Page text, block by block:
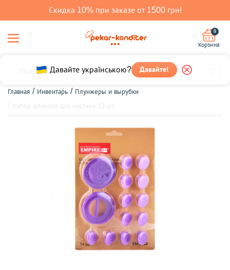
Скидка 10% при заказе от 1500 грн!
Давайте українською? Давайте!
0
Корзина
Главная Инвентарь
Плунжеры и вырубки